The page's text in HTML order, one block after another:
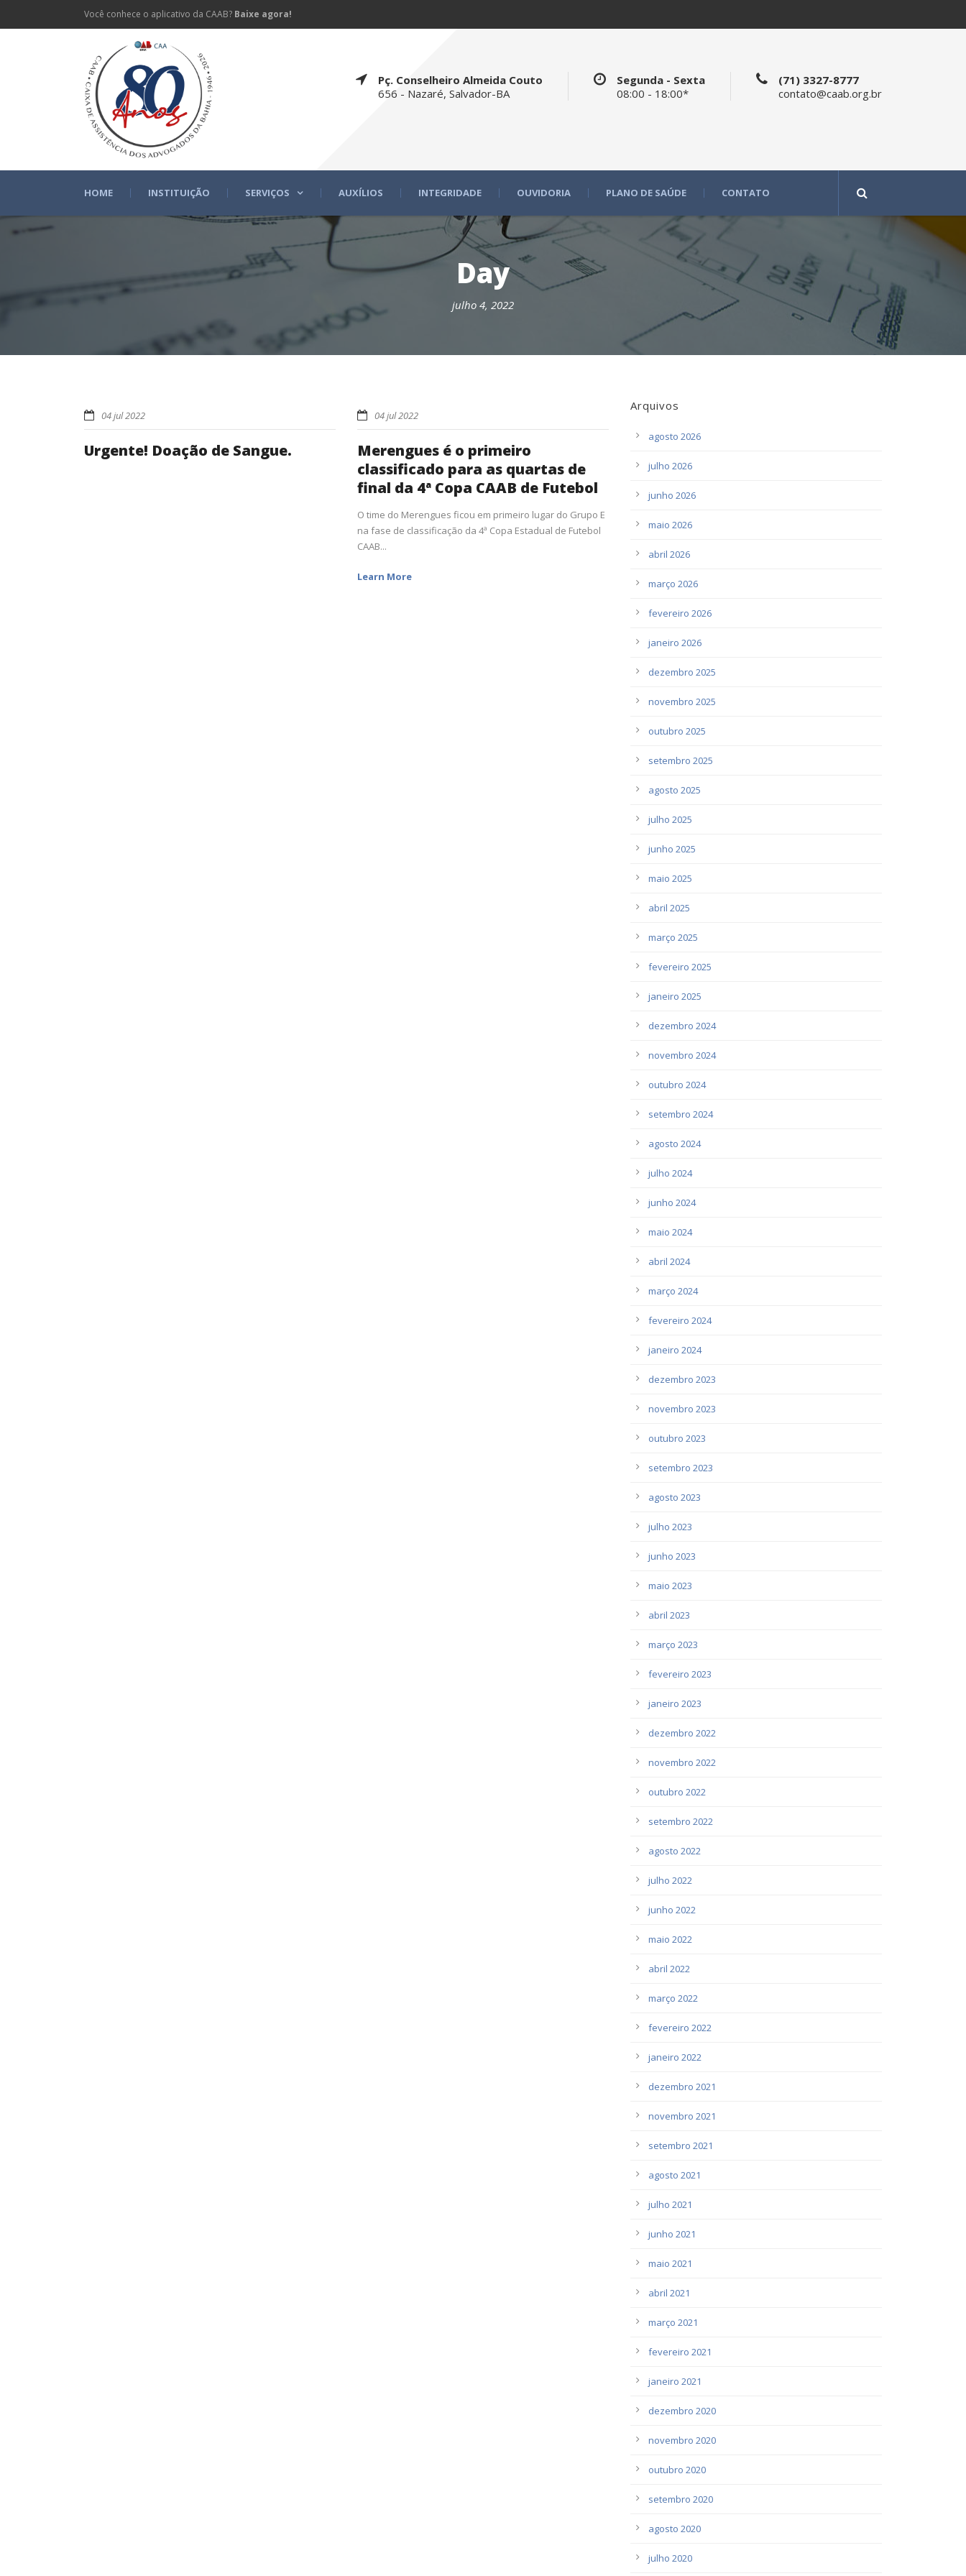
Você conhece o aplicativo da CAAB? Baixe agora!
Pç. Conselheiro Almeida Couto
656 - Nazaré, Salvador-BA
Segunda - Sexta
08:00 - 18:00*
(71) 3327-8777
contato@caab.org.br
HOME INSTITUIÇÃO SERVIÇOS AUXÍLIOS INTEGRIDADE OUVIDORIA PLANO DE SAÚDE CONTATO
Day
julho 4, 2022
04 jul 2022
Urgente! Doação de Sangue.
04 jul 2022
Merengues é o primeiro
classificado para as quartas de
final da 4ª Copa CAAB de Futebol
O time do Merengues ficou em primeiro lugar do Grupo E
na fase de classificação da 4ª Copa Estadual de Futebol
CAAB...
Learn More
Arquivos
agosto 2026
julho 2026
junho 2026
maio 2026
abril 2026
março 2026
fevereiro 2026
janeiro 2026
dezembro 2025
novembro 2025
outubro 2025
setembro 2025
agosto 2025
julho 2025
junho 2025
maio 2025
abril 2025
março 2025
fevereiro 2025
janeiro 2025
dezembro 2024
novembro 2024
outubro 2024
setembro 2024
agosto 2024
julho 2024
junho 2024
maio 2024
abril 2024
março 2024
fevereiro 2024
janeiro 2024
dezembro 2023
novembro 2023
outubro 2023
setembro 2023
agosto 2023
julho 2023
junho 2023
maio 2023
abril 2023
março 2023
fevereiro 2023
janeiro 2023
dezembro 2022
novembro 2022
outubro 2022
setembro 2022
agosto 2022
julho 2022
junho 2022
maio 2022
abril 2022
março 2022
fevereiro 2022
janeiro 2022
dezembro 2021
novembro 2021
setembro 2021
agosto 2021
julho 2021
junho 2021
maio 2021
abril 2021
março 2021
fevereiro 2021
janeiro 2021
dezembro 2020
novembro 2020
outubro 2020
setembro 2020
agosto 2020
julho 2020